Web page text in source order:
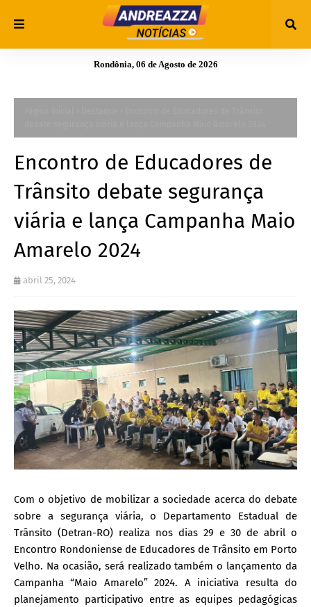
Rondônia, 06 de Agosto de 2026
Encontro de Educadores de
Trânsito debate segurança
viária e lança Campanha Maio
Amarelo 2024
abril 25, 2024
Com o objetivo de mobilizar a sociedade acerca do debate
sobre a segurança viária, o Departamento Estadual de
Trânsito (Detran-RO) realiza nos dias 29 e 30 de abril o
Encontro Rondoniense de Educadores de Trânsito em Porto
Velho. Na ocasião, será realizado também o lançamento da
Campanha “Maio Amarelo” 2024. A iniciativa resulta do
planejamento participativo entre as equipes pedagógicas